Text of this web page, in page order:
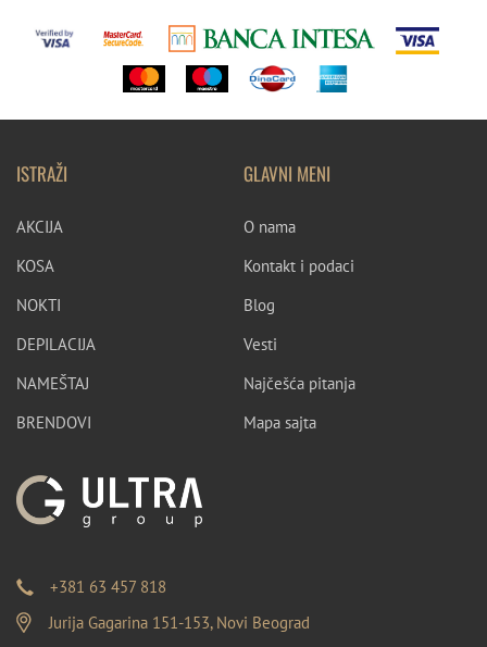
ISTRAŽI
AKCIJA
KOSA
NOKTI
DEPILACIJA
NAMEŠTAJ
BRENDOVI
GLAVNI MENI
O nama
Kontakt i podaci
Blog
Vesti
Najčešća pitanja
Mapa sajta
+381 63 457 818
Jurija Gagarina 151-153, Novi Beograd